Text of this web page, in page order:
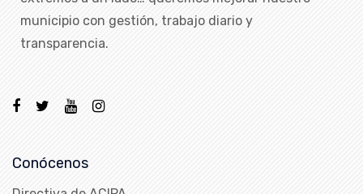
municipio con gestión, trabajo diario y
transparencia.
Conócenos